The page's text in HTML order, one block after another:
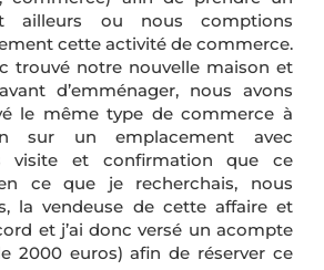
ailleurs ou nous comptions
cette activité de commerce.
trouvé notre nouvelle maison et
d’emménager, nous avons
le même type de commerce à
sur un emplacement avec
visite et confirmation que ce
ce que je recherchais, nous
la vendeuse de cette affaire et
et j’ai donc versé un acompte
2000 euros) afin de réserver ce